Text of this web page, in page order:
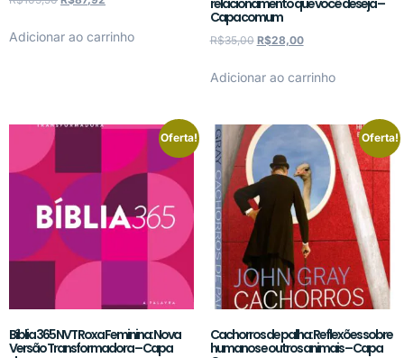
Adicionar ao carrinho
Capa comum
R$35,00 R$28,00
Adicionar ao carrinho
Oferta!
Bíblia 365 NVT Roxa Feminina: Nova
Versão Transformadora – Capa
Oferta!
Cachorros de palha: Reflexões sobre
humanos e outros animais – Capa